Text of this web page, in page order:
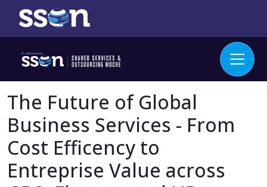
The Future of Global
Business Services - From
Cost Efficency to
Entreprise Value across